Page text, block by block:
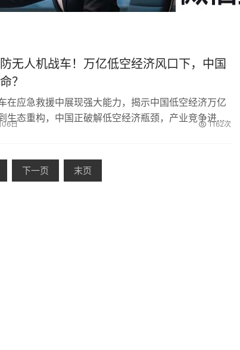
无人机战车！万亿低空经济风口下，中国
？
在应急救援中展现强大能力，揭示中国低空经济万亿
生态重构，中国正破解低空经济瓶颈，产业竞争进入
06日 1162次
下一页 末页